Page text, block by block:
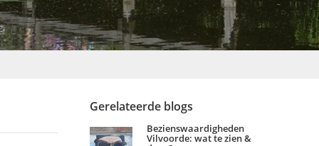
Gerelateerde blogs
Bezienswaardigheden
Vilvoorde: wat te zien &